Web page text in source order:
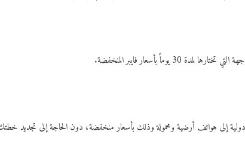
دولية إلى هواتف أرضية ومحمولة وذلك بأسعار منخفضة، دون الحاجة إلى